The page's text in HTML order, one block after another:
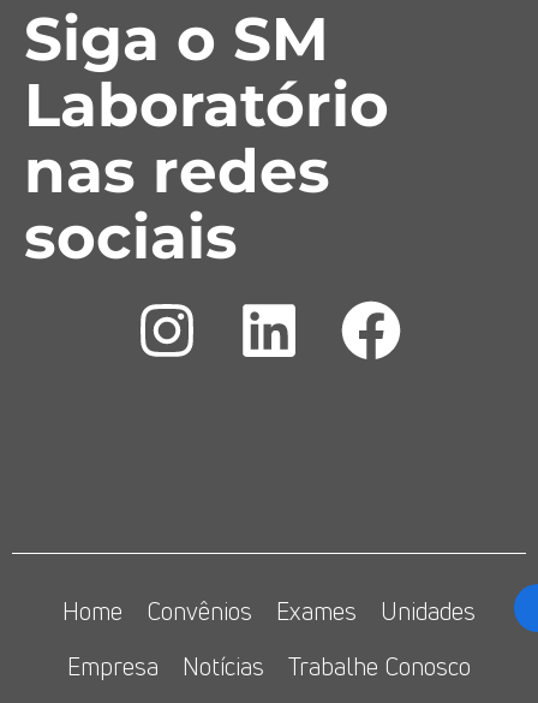
Siga o SM
Laboratório
nas redes
sociais
Home Convênios Exames
Unidades
Empresa
Notícias
Trabalhe Conosco